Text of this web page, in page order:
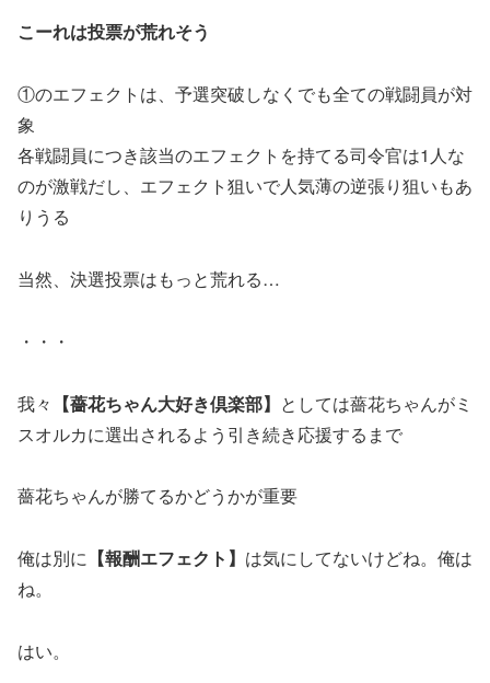
こーれは投票が荒れそう
①のエフェクトは、予選突破しなくでも全ての戦闘員が対
象
各戦闘員につき該当のエフェクトを持てる司令官は1人な
のが激戦だし、エフェクト狙いで人気薄の逆張り狙いもあ
りうる
当然、決選投票はもっと荒れる…
・・・
我々 【薔花ちゃん大好き倶楽部】 としては薔花ちゃんがミ
スオルカに選出されるよう引き続き応援するまで
薔花ちゃんが勝てるかどうかが重要
俺は別に 【報酬エフェクト】 は気にしてないけどね。俺は
ね。
はい。